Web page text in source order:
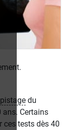
du
ans. Certains
ces tests dès 40